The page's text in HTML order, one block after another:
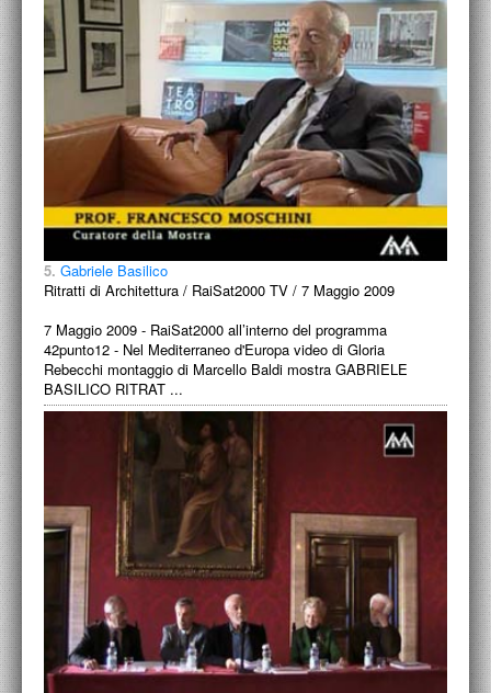
5. Gabriele Basilico
Ritratti di Architettura / RaiSat2000 TV / 7 Maggio 2009
7 Maggio 2009 - RaiSat2000 all’interno del programma
42punto12 - Nel Mediterraneo d'Europa video di Gloria
Rebecchi montaggio di Marcello Baldi mostra GABRIELE
BASILICO RITRAT ...